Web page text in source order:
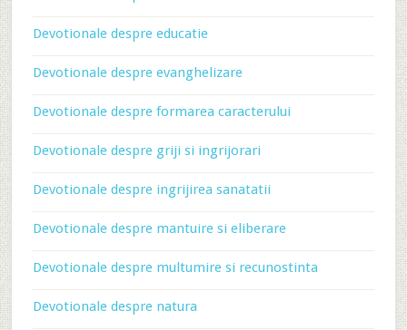
Devotionale despre educatie
Devotionale despre evanghelizare
Devotionale despre formarea caracterului
Devotionale despre griji si ingrijorari
Devotionale despre ingrijirea sanatatii
Devotionale despre mantuire si eliberare
Devotionale despre multumire si recunostinta
Devotionale despre natura